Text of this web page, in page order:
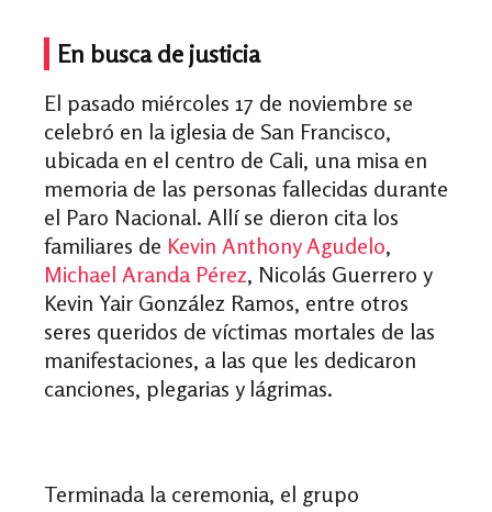
En busca de justicia
El pasado miércoles 17 de noviembre se
celebró en la iglesia de San Francisco,
ubicada en el centro de Cali, una misa en
memoria de las personas fallecidas durante
el Paro Nacional. Allí se dieron cita los
familiares de Kevin Anthony Agudelo,
Michael Aranda Pérez, Nicolás Guerrero y
Kevin Yair González Ramos, entre otros
seres queridos de víctimas mortales de las
manifestaciones, a las que les dedicaron
canciones, plegarias y lágrimas.
Terminada la ceremonia, el grupo